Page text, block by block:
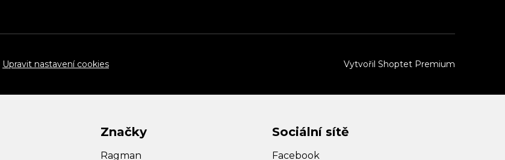
Vytvořil Shoptet Premium
Upravit nastavení cookies
Značky
Ragman
Sociální sítě
Facebook